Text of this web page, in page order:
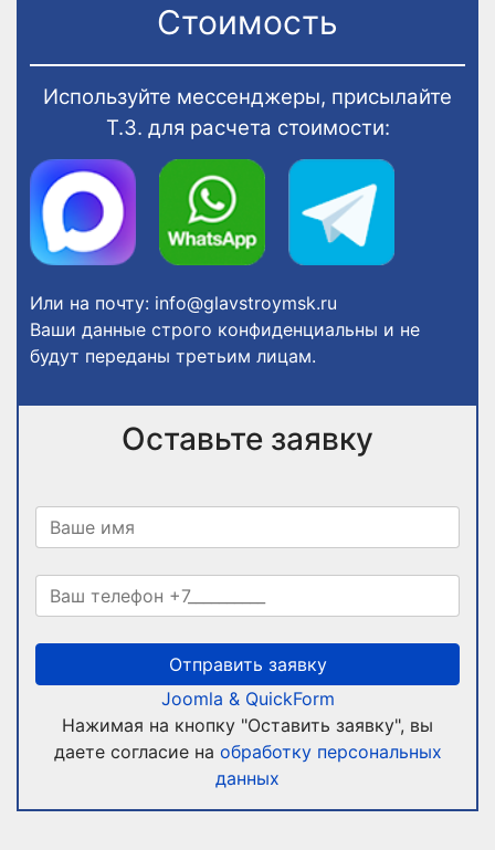
Стоимость
Используйте мессенджеры, присылайте
Т.З. для расчета стоимости:
Или на почту: info@glavstroymsk.ru
Ваши данные строго конфиденциальны и не
будут переданы третьим лицам.
Оставьте заявку
Joomla & QuickForm
Нажимая на кнопку "Оставить заявку", вы
даете согласие на обработку персональных
данных